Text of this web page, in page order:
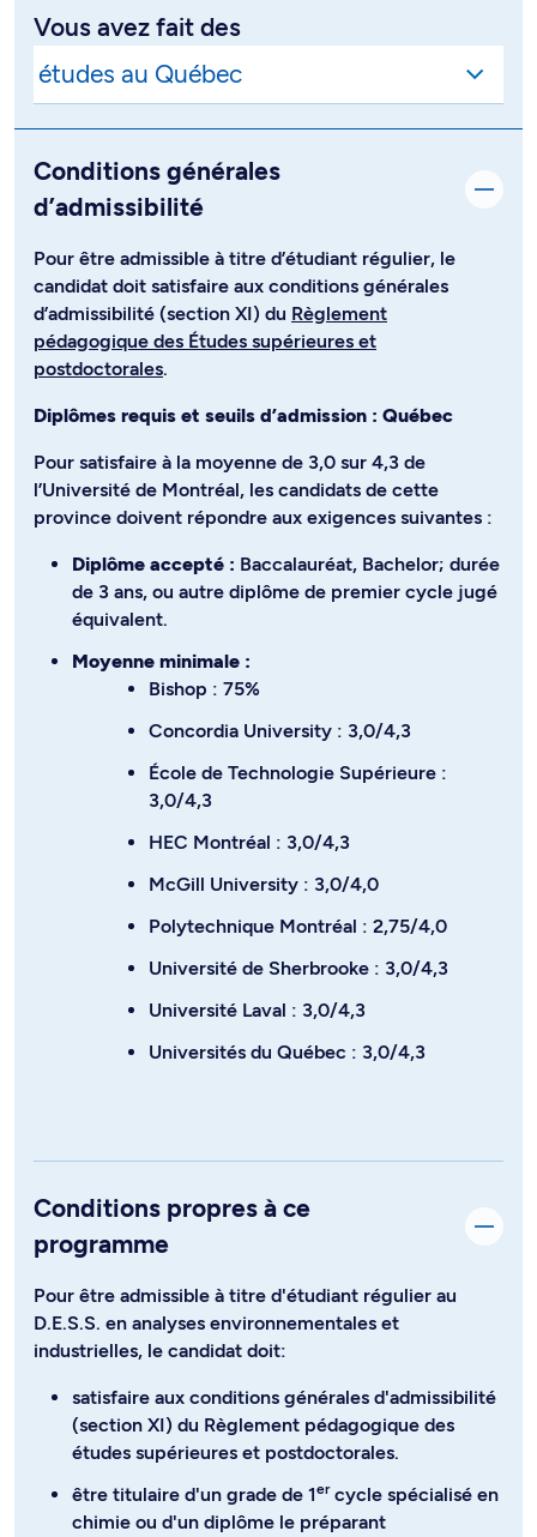
Vous avez fait des
Conditions générales
d’admissibilité
Pour être admissible à titre d’étudiant régulier, le
candidat doit satisfaire aux conditions générales
d’admissibilité (section XI) du Règlement
pédagogique des Études supérieures et
postdoctorales.
Diplômes requis et seuils d’admission : Québec
Pour satisfaire à la moyenne de 3,0 sur 4,3 de
l’Université de Montréal, les candidats de cette
province doivent répondre aux exigences suivantes :
Diplôme accepté : Baccalauréat, Bachelor; durée
de 3 ans, ou autre diplôme de premier cycle jugé
équivalent.
Moyenne minimale :
Bishop : 75%
Concordia University : 3,0/4,3
École de Technologie Supérieure :
3,0/4,3
HEC Montréal : 3,0/4,3
McGill University : 3,0/4,0
Polytechnique Montréal : 2,75/4,0
Université de Sherbrooke : 3,0/4,3
Université Laval : 3,0/4,3
Universités du Québec : 3,0/4,3
Conditions propres à ce
programme
Pour être admissible à titre d'étudiant régulier au
D.E.S.S. en analyses environnementales et
industrielles, le candidat doit:
satisfaire aux conditions générales d'admissibilité
(section XI) du Règlement pédagogique des
études supérieures et postdoctorales.
être titulaire d'un grade de 1ercycle spécialisé en
chimie ou d'un diplôme le préparant